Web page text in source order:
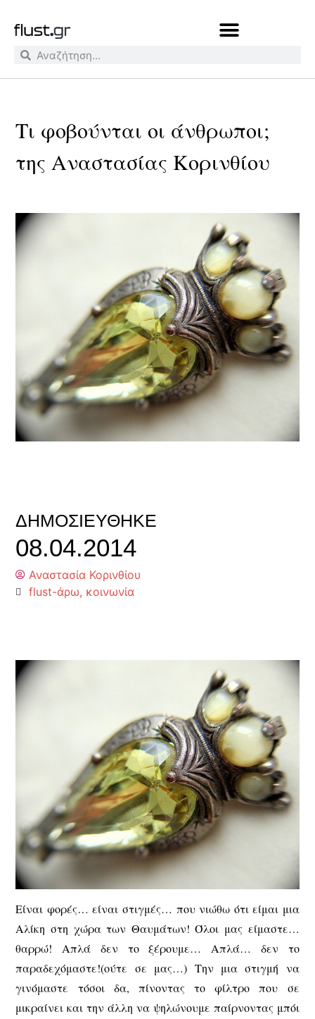
Τι φοβούνται οι άνθρωποι;
της Αναστασίας Κορινθίου
ΔΗΜΟΣΙΕΎΘΗΚΕ
08.04.2014
Αναστασία Κορινθίου
flust-άρω, κοινωνία
Είναι φορές… είναι στιγμές… που νιώθω ότι είμαι μια
Αλίκη στη χώρα των Θαυμάτων! Όλοι μας είμαστε…
θαρρώ! Απλά δεν το ξέρουμε… Απλά… δεν το
παραδεχόμαστε!(ούτε σε μας…) Την μια στιγμή να
γινόμαστε τόσοι δα, πίνοντας το φίλτρο που σε
μικραίνει και την άλλη να ψηλώνουμε παίρνοντας μπόι